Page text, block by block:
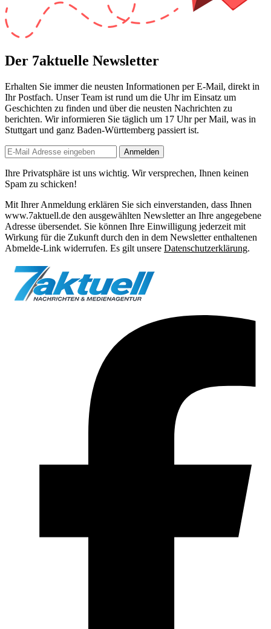
Der 7aktuelle Newsletter
Erhalten Sie immer die neusten Informationen per E-Mail, direkt in
Ihr Postfach. Unser Team ist rund um die Uhrim Einsatz um
Geschichten zu finden und über die neusten Nachrichten zu
berichten. Wir informieren Sie täglich um 17 Uhrper Mail, was in
Stuttgart und ganz Baden-Württemberg passiert ist.
Anmelden
Ihre Privatsphäre ist uns wichtig. Wir versprechen, Ihnen keinen
Spam zu schicken!
Mit Ihrer Anmeldung erklären Sie sich einverstanden, dass Ihnen
www.7aktuell.de den ausgewählten Newsletter an Ihre angegebene
Adresse übersendet. Sie können Ihre Einwilligung jederzeit mit
Wirkung für die Zukunft durch den in dem Newsletter enthaltenen
Abmelde-Link widerrufen. Es gilt unsere Datenschutzerklärung.